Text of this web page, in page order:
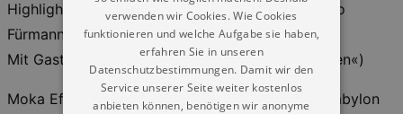
Highlight Babylon Berlin, sowie Serien-Star Benno
Fürmann live!
Mit Gaststar Le Pustra (»Kabarett der Namenlosen«)
Moka Efti Orchestra, die original Big Band aus Babylon
verwenden wir Cookies. Wie Cookies
funktionieren und welche Aufgabe sie haben,
erfahren Sie in unseren
Datenschutzbestimmungen. Damit wir den
Service unserer Seite weiter kostenlos
anbieten können, benötigen wir anonyme